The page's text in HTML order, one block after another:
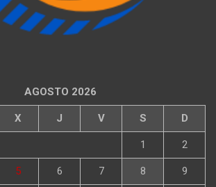
AGOSTO 2026
X J V S D
1 2
5 6 7 8 9